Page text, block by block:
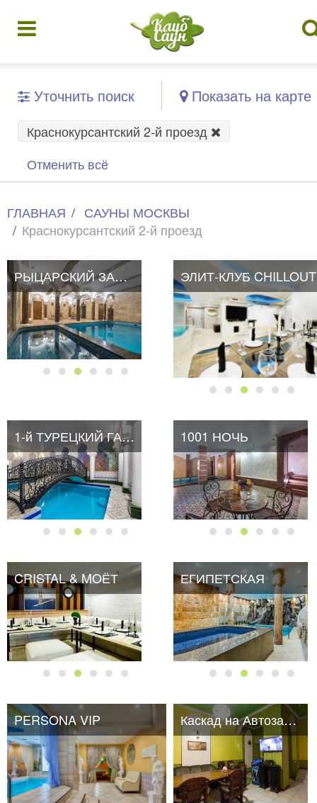
Уточнить поиск Показать на карте
Краснокурсантский 2-й проезд
Отменить всё
ГЛАВНАЯ
САУНЫ МОСКВЫ
Краснокурсантский 2-й проезд
РЫЦАРСКИЙ ЗАМОК ЭЛИТ-КЛУБ CHILLOUT
1-й ТУРЕЦКИЙ ГАМБИТ 1001 НОЧЬ
CRISTAL & MOЁТ ЕГИПЕТСКАЯ
PERSONA VIP Каскад на Автозаводской